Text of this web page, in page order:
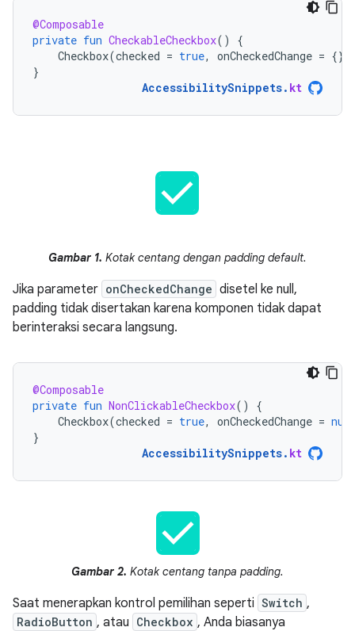
@Composable
private fun CheckableCheckbox()
{
Checkbox(checked = true, onCheckedChange = {})
}
AccessibilitySnippets. kt
Gambar 1. Kotak centang dengan padding default.
Jika parameter onCheckedChange disetel ke null,
padding tidak disertakan karena komponen tidak dapat
berinteraksi secara langsung.
@Composable
private fun NonClickableCheckbox()
{
Checkbox(checked = true, onCheckedChange =
}
AccessibilitySnippets. kt
Gambar 2. Kotak centang tanpa padding.
Saat menerapkan kontrol pemilihan seperti Switch ,
RadioButton , atau Checkbox , Anda biasanya